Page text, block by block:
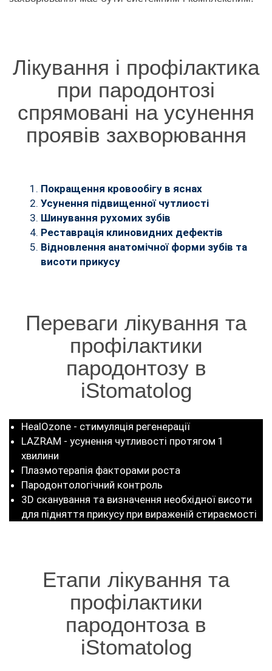
Лікування і профілактика
при пародонтозі
спрямовані на усунення
проявів захворювання
Покращення кровообігу в яснах
Усунення підвищенної чутлиості
Шинування рухомих зубів
Реставрація клиновидних дефектів
Відновлення анатомічної форми зубів та
висоти прикусу
Переваги лікування та
профілактики
пародонтозу в
iStomatolog
HealOzonе - стимуляція регенерації
LAZRAM - усунення чутливості протягом 1
хвилини
Плазмотерапія факторами роста
Пародонтологічний контроль
3D сканування та визначення необхідної висоти
для підняття прикусу при вираженій стираємості
Етапи лікування та
профілактики
пародонтоза в
iStomatolog